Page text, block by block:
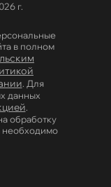
г.
в полном
. Для
данных
.
обработку
необходимо